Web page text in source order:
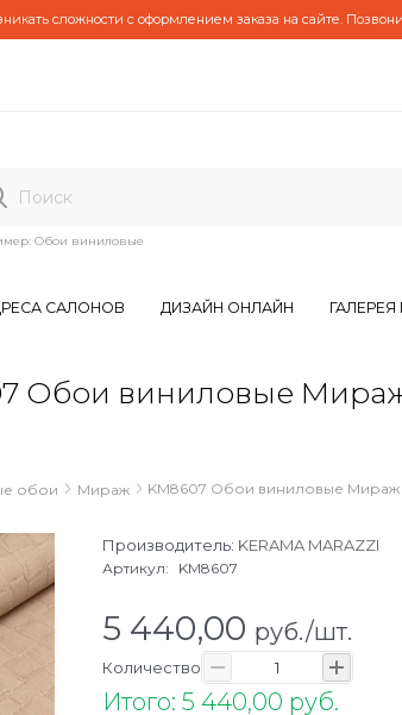
сложности с оформлением заказа на сайте.
Обои виниловые
САЛОНОВ ДИЗАЙН ОНЛАЙН
Обои виниловые Мираж
обои Мираж KM8607 Обои виниловые Мираж
Производитель: KERAMA MARAZZI
Артикул: KM8607
5 440,00 руб./шт.
Количество
Итого: 5 440,00 руб.